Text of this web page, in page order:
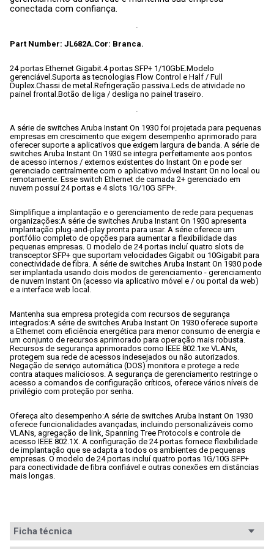
conectada com confiança.
Part Number: JL682A.Cor: Branca.
24 portas Ethernet Gigabit.4 portas SFP+ 1/10GbE.Modelo
gerenciável.Suporta as tecnologias Flow Control e Half / Full
Duplex.Chassi de metal.Refrigeração passiva.Leds de atividade no
painel frontal.Botão de liga / desliga no painel traseiro.
A série de switches Aruba Instant On 1930 foi projetada para pequenas
empresas em crescimento que exigem desempenho aprimorado para
oferecer suporte a aplicativos que exigem largura de banda. A série de
switches Aruba Instant On 1930 se integra perfeitamente aos pontos
de acesso internos / externos existentes do Instant On e pode ser
gerenciado centralmente com o aplicativo móvel Instant On no local ou
remotamente. Esse switch Ethernet de camada 2+ gerenciado em
nuvem possuí 24 portas e 4 slots 1G/10G SFP+.
Simplifique a implantação e o gerenciamento de rede para pequenas
organizações:A série de switches Aruba Instant On 1930 apresenta
implantação plug-and-play pronta para usar. A série oferece um
portfólio completo de opções para aumentar a flexibilidade das
pequenas empresas. O modelo de 24 portas incluí quatro slots de
transceptor SFP+ que suportam velocidades Gigabit ou 10Gigabit para
conectividade de fibra. A série de switches Aruba Instant On 1930 pode
ser implantada usando dois modos de gerenciamento - gerenciamento
de nuvem Instant On (acesso via aplicativo móvel e / ou portal da web)
e a interface web local.
Mantenha sua empresa protegida com recursos de segurança
integrados:A série de switches Aruba Instant On 1930 oferece suporte
a Ethernet com eficiência energética para menor consumo de energia e
um conjunto de recursos aprimorado para operação mais robusta.
Recursos de segurança aprimorados como IEEE 802.1xe VLANs,
protegem sua rede de acessos indesejados ou não autorizados.
Negação de serviço automática (DOS) monitora e protege a rede
contra ataques maliciosos. A segurança de gerenciamento restringe o
acesso a comandos de configuração críticos, oferece vários níveis de
privilégio com proteção por senha.
Ofereça alto desempenho:A série de switches Aruba Instant On 1930
oferece funcionalidades avançadas, incluindo personalizáveis como
VLANs, agregação de link, Spanning Tree Protocols e controle de
acesso IEEE 802.1X. A configuração de 24 portas fornece flexibilidade
de implantação que se adapta a todos os ambientes de pequenas
empresas. O modelo de 24 portas incluí quatro portas 1G/10G SFP+
para conectividade de fibra confiável e outras conexões em distâncias
mais longas.
Ficha técnica